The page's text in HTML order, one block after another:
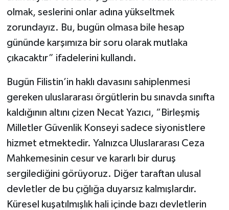
olmak, seslerini onlar adına yükseltmek
zorundayız. Bu, bugün olmasa bile hesap
gününde karşımıza bir soru olarak mutlaka
çıkacaktır” ifadelerini kullandı.
Bugün Filistin’in haklı davasını sahiplenmesi
gereken uluslararası örgütlerin bu sınavda sınıfta
kaldığının altını çizen Necat Yazıcı, “Birleşmiş
Milletler Güvenlik Konseyi sadece siyonistlere
hizmet etmektedir. Yalnızca Uluslararası Ceza
Mahkemesinin cesur ve kararlı bir duruş
sergilediğini görüyoruz. Diğer taraftan ulusal
devletler de bu çığlığa duyarsız kalmışlardır.
Küresel kuşatılmışlık hali içinde bazı devletlerin